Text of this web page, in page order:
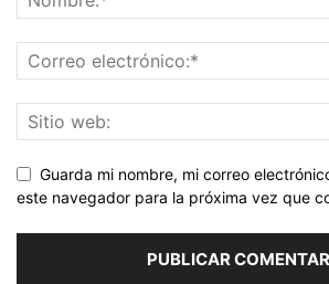
Guarda mi nombre, mi correo
este navegador para la próxima vez que